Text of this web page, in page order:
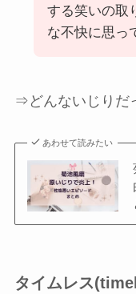
する笑いの取
な不快に思っ
⇒どんないじりだ
あわせて読みたい
タイムレス